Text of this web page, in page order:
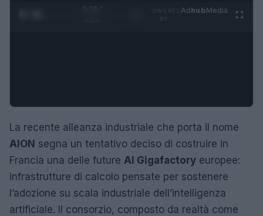
0:29 /
AdhubMedia
La recente alleanza industriale che porta il nome
AION segna un tentativo deciso di costruire in
Francia una delle future AI Gigafactory europee:
infrastrutture di calcolo pensate per sostenere
l’adozione su scala industriale dell’intelligenza
artificiale. Il consorzio, composto da realtà come